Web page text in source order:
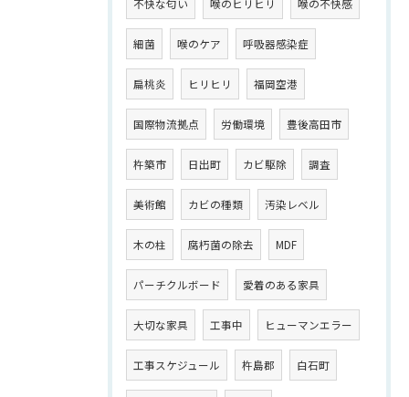
不快な匂い 喉のヒリヒリ 喉の不快感
細菌 喉のケア 呼吸器感染症
扁桃炎 ヒリヒリ 福岡空港
国際物流拠点 労働環境 豊後高田市
杵築市 日出町 カビ駆除 調査
美術館 カビの種類 汚染レベル
木の柱 腐朽菌の除去 MDF
パーチクルボード 愛着のある家具
大切な家具 工事中 ヒューマンエラー
工事スケジュール 杵島郡 白石町